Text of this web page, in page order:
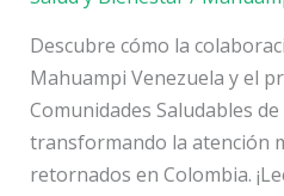
Descubre cómo la
Mahuampi Venezuela y el
Comunidades Saludables de
transformando la atención
retornados en Colombia.